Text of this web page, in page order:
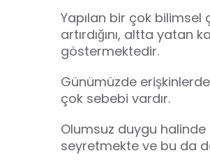
Yapılan bir çok bilimsel
artırdığını, altta yatan
göstermektedir.
Günümüzde
çok sebebi vardır.
Olumsuz duygu
seyretmekte ve bu da